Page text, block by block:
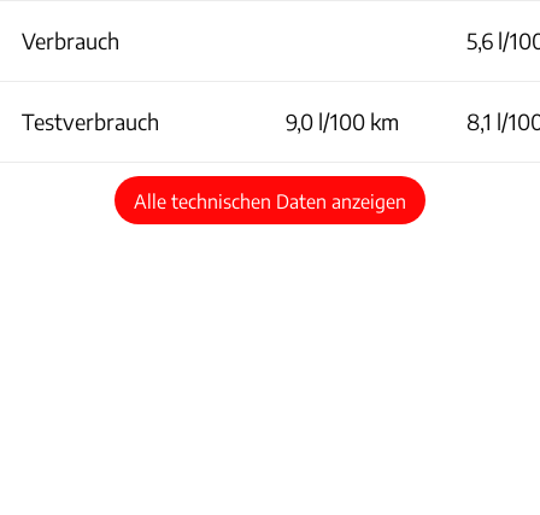
Verbrauch 5,6 l/
Testverbrauch 9,0 l/100 km 8,1 l/
Alle technischen Daten anzeigen